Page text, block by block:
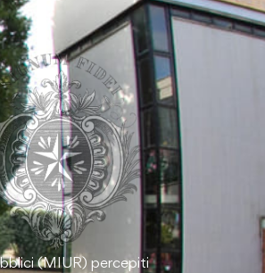
(MIUR) percepiti